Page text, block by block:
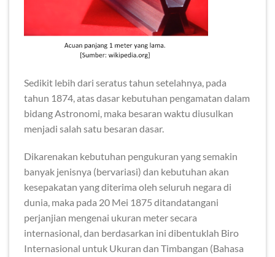
Sedikit lebih dari seratus tahun setelahnya, pada
tahun 1874, atas dasar kebutuhan pengamatan dalam
bidang Astronomi, maka besaran waktu diusulkan
menjadi salah satu besaran dasar.
Dikarenakan kebutuhan pengukuran yang semakin
banyak jenisnya (bervariasi) dan kebutuhan akan
kesepakatan yang diterima oleh seluruh negara di
dunia, maka pada 20 Mei 1875 ditandatangani
perjanjian mengenai ukuran meter secara
internasional, dan berdasarkan ini dibentuklah Biro
Internasional untuk Ukuran dan Timbangan (Bahasa